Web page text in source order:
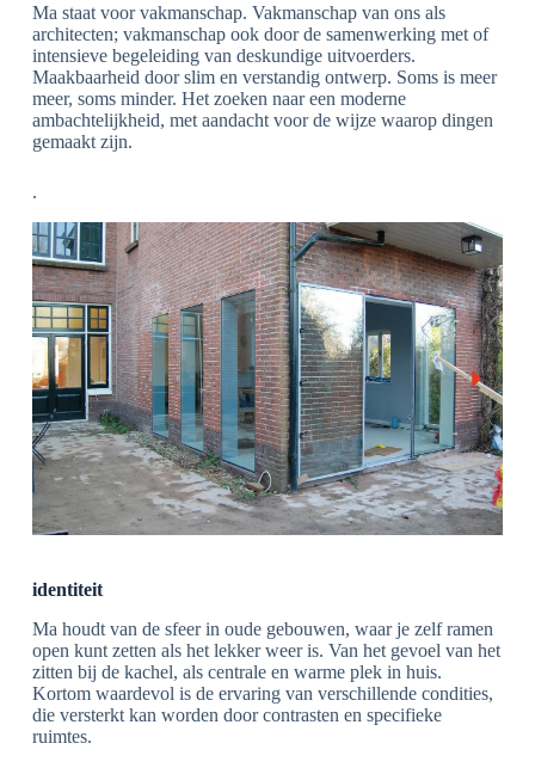
Ma staat voor vakmanschap. Vakmanschap van ons als
architecten; vakmanschap ook door de samenwerking met of
intensieve begeleiding van deskundige uitvoerders.
Maakbaarheid door slim en verstandig ontwerp. Soms is meer
meer, soms minder. Het zoeken naar een moderne
ambachtelijkheid, met aandacht voor de wijze waarop dingen
gemaakt zijn.
.
identiteit
Ma houdt van de sfeer in oude gebouwen, waar je zelf ramen
open kunt zetten als het lekker weer is. Van het gevoel van het
zitten bij de kachel, als centrale en warme plek in huis.
Kortom waardevol is de ervaring van verschillende condities,
die versterkt kan worden door contrasten en specifieke
ruimtes.